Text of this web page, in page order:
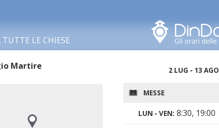
LE CHIESE
Martire 2 LUG - 13 AGO
MESSE
LUN - VEN: 8:30, 19:00